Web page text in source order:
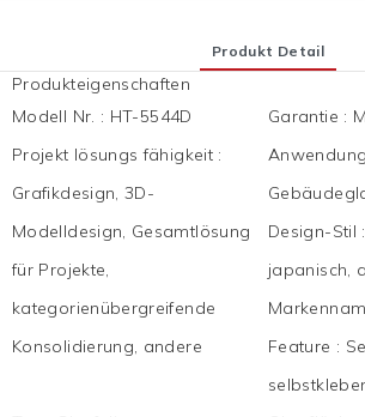
Produkt Detail
Produkteigenschaften
Modell Nr. : HT-5544D Garantie :
Projekt lösungs fähigkeit :
Grafikdesign, 3D-
Modelldesign, Gesamtlösung
für Projekte,
kategorienübergreifende
Konsolidierung, andere
Anwendung
Design-Stil :
japanisch,
Feature :